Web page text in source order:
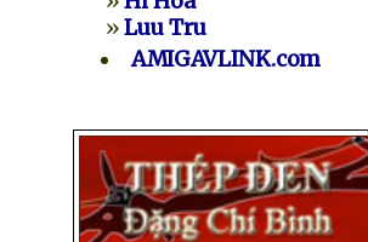
»Luu Tru
AMIGAVLINK.com